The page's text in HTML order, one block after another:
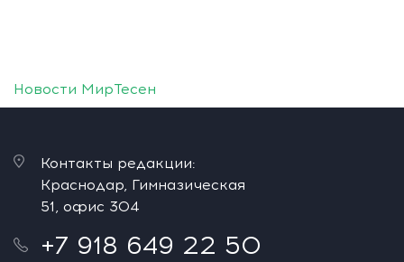
Новости МирТесен
Контакты редакции:
Краснодар, Гимназическая
51, офис 304
+7 918 649 22 50